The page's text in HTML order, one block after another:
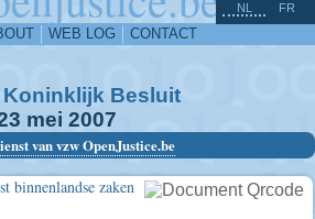
WEB LOG CONTACT
NL FR
Besluit
mei 2007
van vzw OpenJustice.be
binnenlandse zaken
^